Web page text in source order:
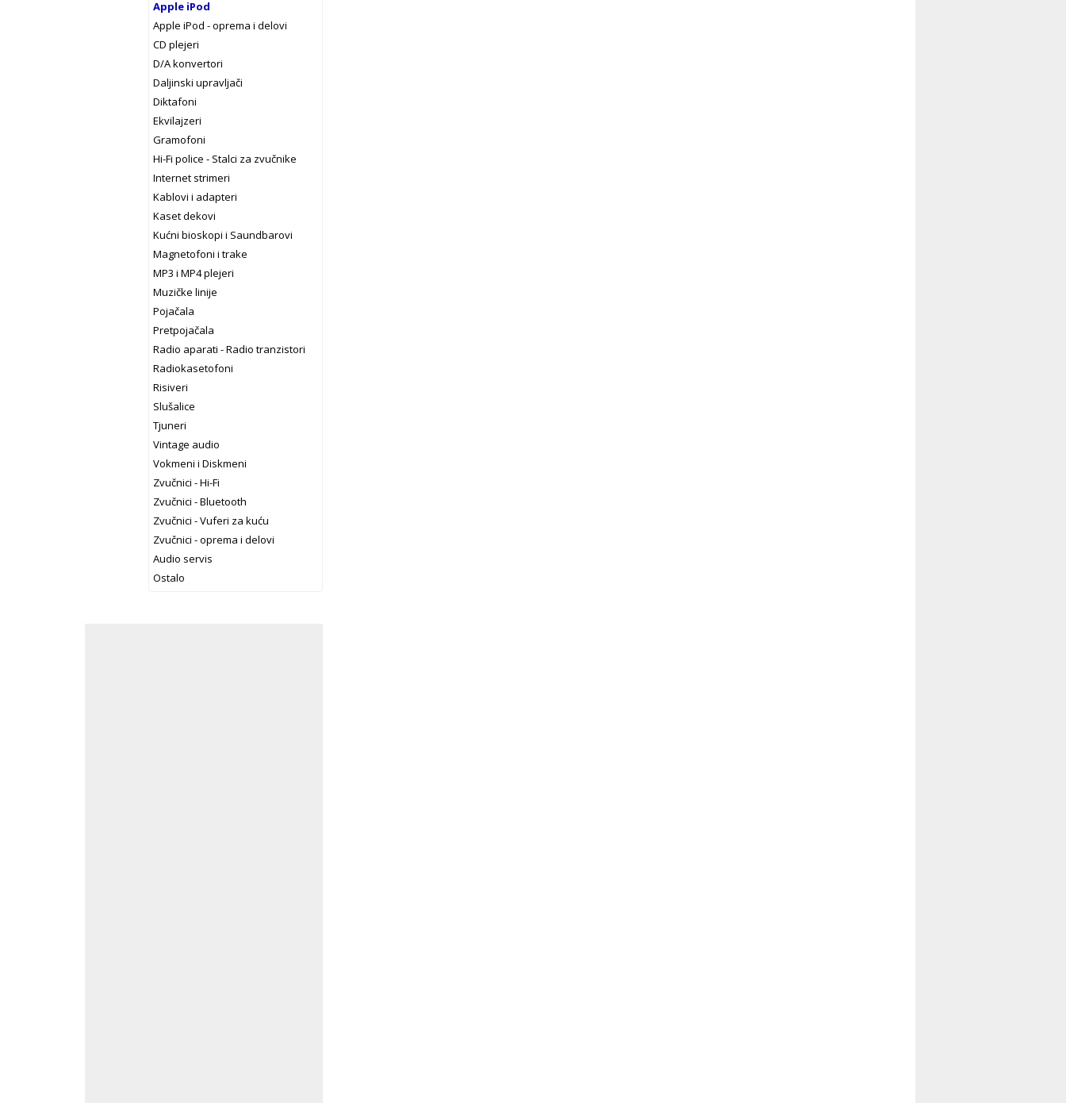
Apple iPod
Apple iPod - oprema i delovi
CD plejeri
D/A konvertori
Daljinski upravljači
Diktafoni
Ekvilajzeri
Gramofoni
Hi-Fi police - Stalci za zvučnike
Internet strimeri
Kablovi i adapteri
Kaset dekovi
Kućni bioskopi i Saundbarovi
Magnetofoni i trake
MP3 i MP4 plejeri
Muzičke linije
Pojačala
Pretpojačala
Radio aparati - Radio tranzistori
Radiokasetofoni
Risiveri
Slušalice
Tjuneri
Vintage audio
Vokmeni i Diskmeni
Zvučnici - Hi-Fi
Zvučnici - Bluetooth
Zvučnici - Vuferi za kuću
Zvučnici - oprema i delovi
Audio servis
Ostalo